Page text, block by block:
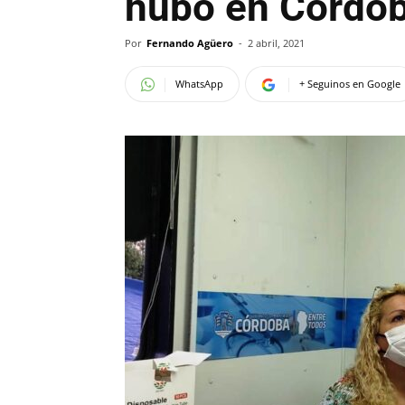
Por Fernando Agüero - 2 abril, 2021
WhatsApp + Seguinos en Google